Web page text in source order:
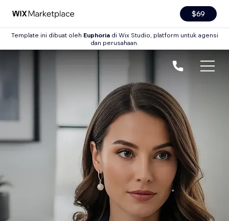
$69
Template ini dibuat oleh Euphoriadi Wix Studio, platform untuk agensi
dan perusahaan.